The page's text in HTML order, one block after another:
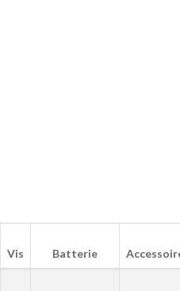
Vis Batterie